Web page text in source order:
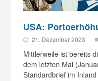
USA:
21. Dezember 2023
Mittlerweile ist bereits
dem letzten Mal
Standardbrief im